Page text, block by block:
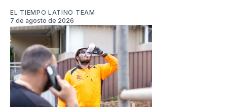
EL TIEMPO LATINO TEAM
7 de agosto de 2026